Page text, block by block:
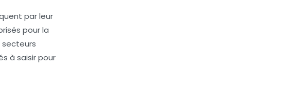
par leur
pour la
secteurs
à saisir pour